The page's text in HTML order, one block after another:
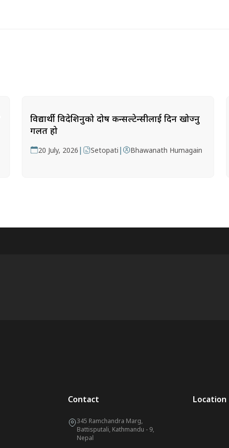
विद्यार्थी विदेशिनुको दोष कन्सल्टेन्सीलाई दिन खोज्नु
गलत हो
20 July, 2026 | Setopati | Bhawanath Humagain
Contact
345 Ramchandra Marg,
Battisputali, Kathmandu - 9,
Nepal
Location